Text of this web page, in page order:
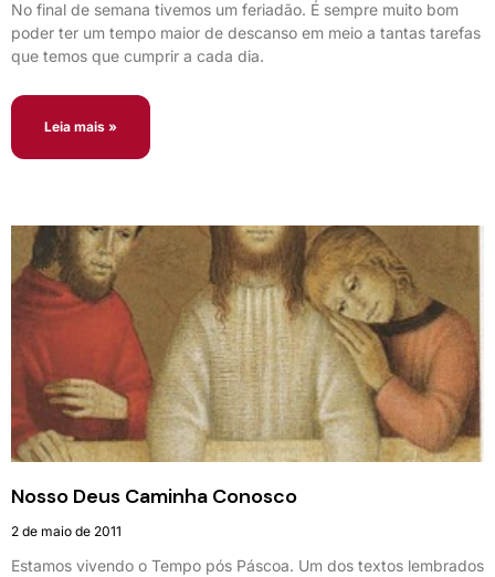
No final de semana tivemos um feriadão. É sempre muito bom
poder ter um tempo maior de descanso em meio a tantas tarefas
que temos que cumprir a cada dia.
Leia mais »
Nosso Deus Caminha Conosco
2 de maio de 2011
Estamos vivendo o Tempo pós Páscoa. Um dos textos lembrados